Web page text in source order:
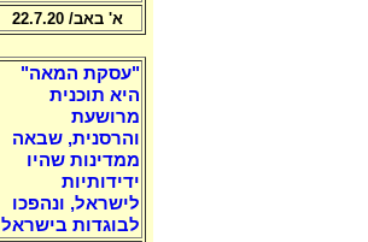
א' באב/ 22.7.20
"עסקת המאה"
היא תוכנית
מרושעת
והרסנית, שבאה
ממדינות שהיו
ידידותיות
לישראל, ונהפכו
לבוגדות בישראל